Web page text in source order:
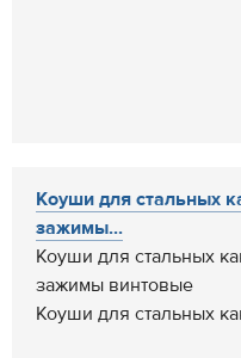
Коуши для стальных
зажимы...
Коуши для стальных
зажимы винтовые
Коуши для стальных